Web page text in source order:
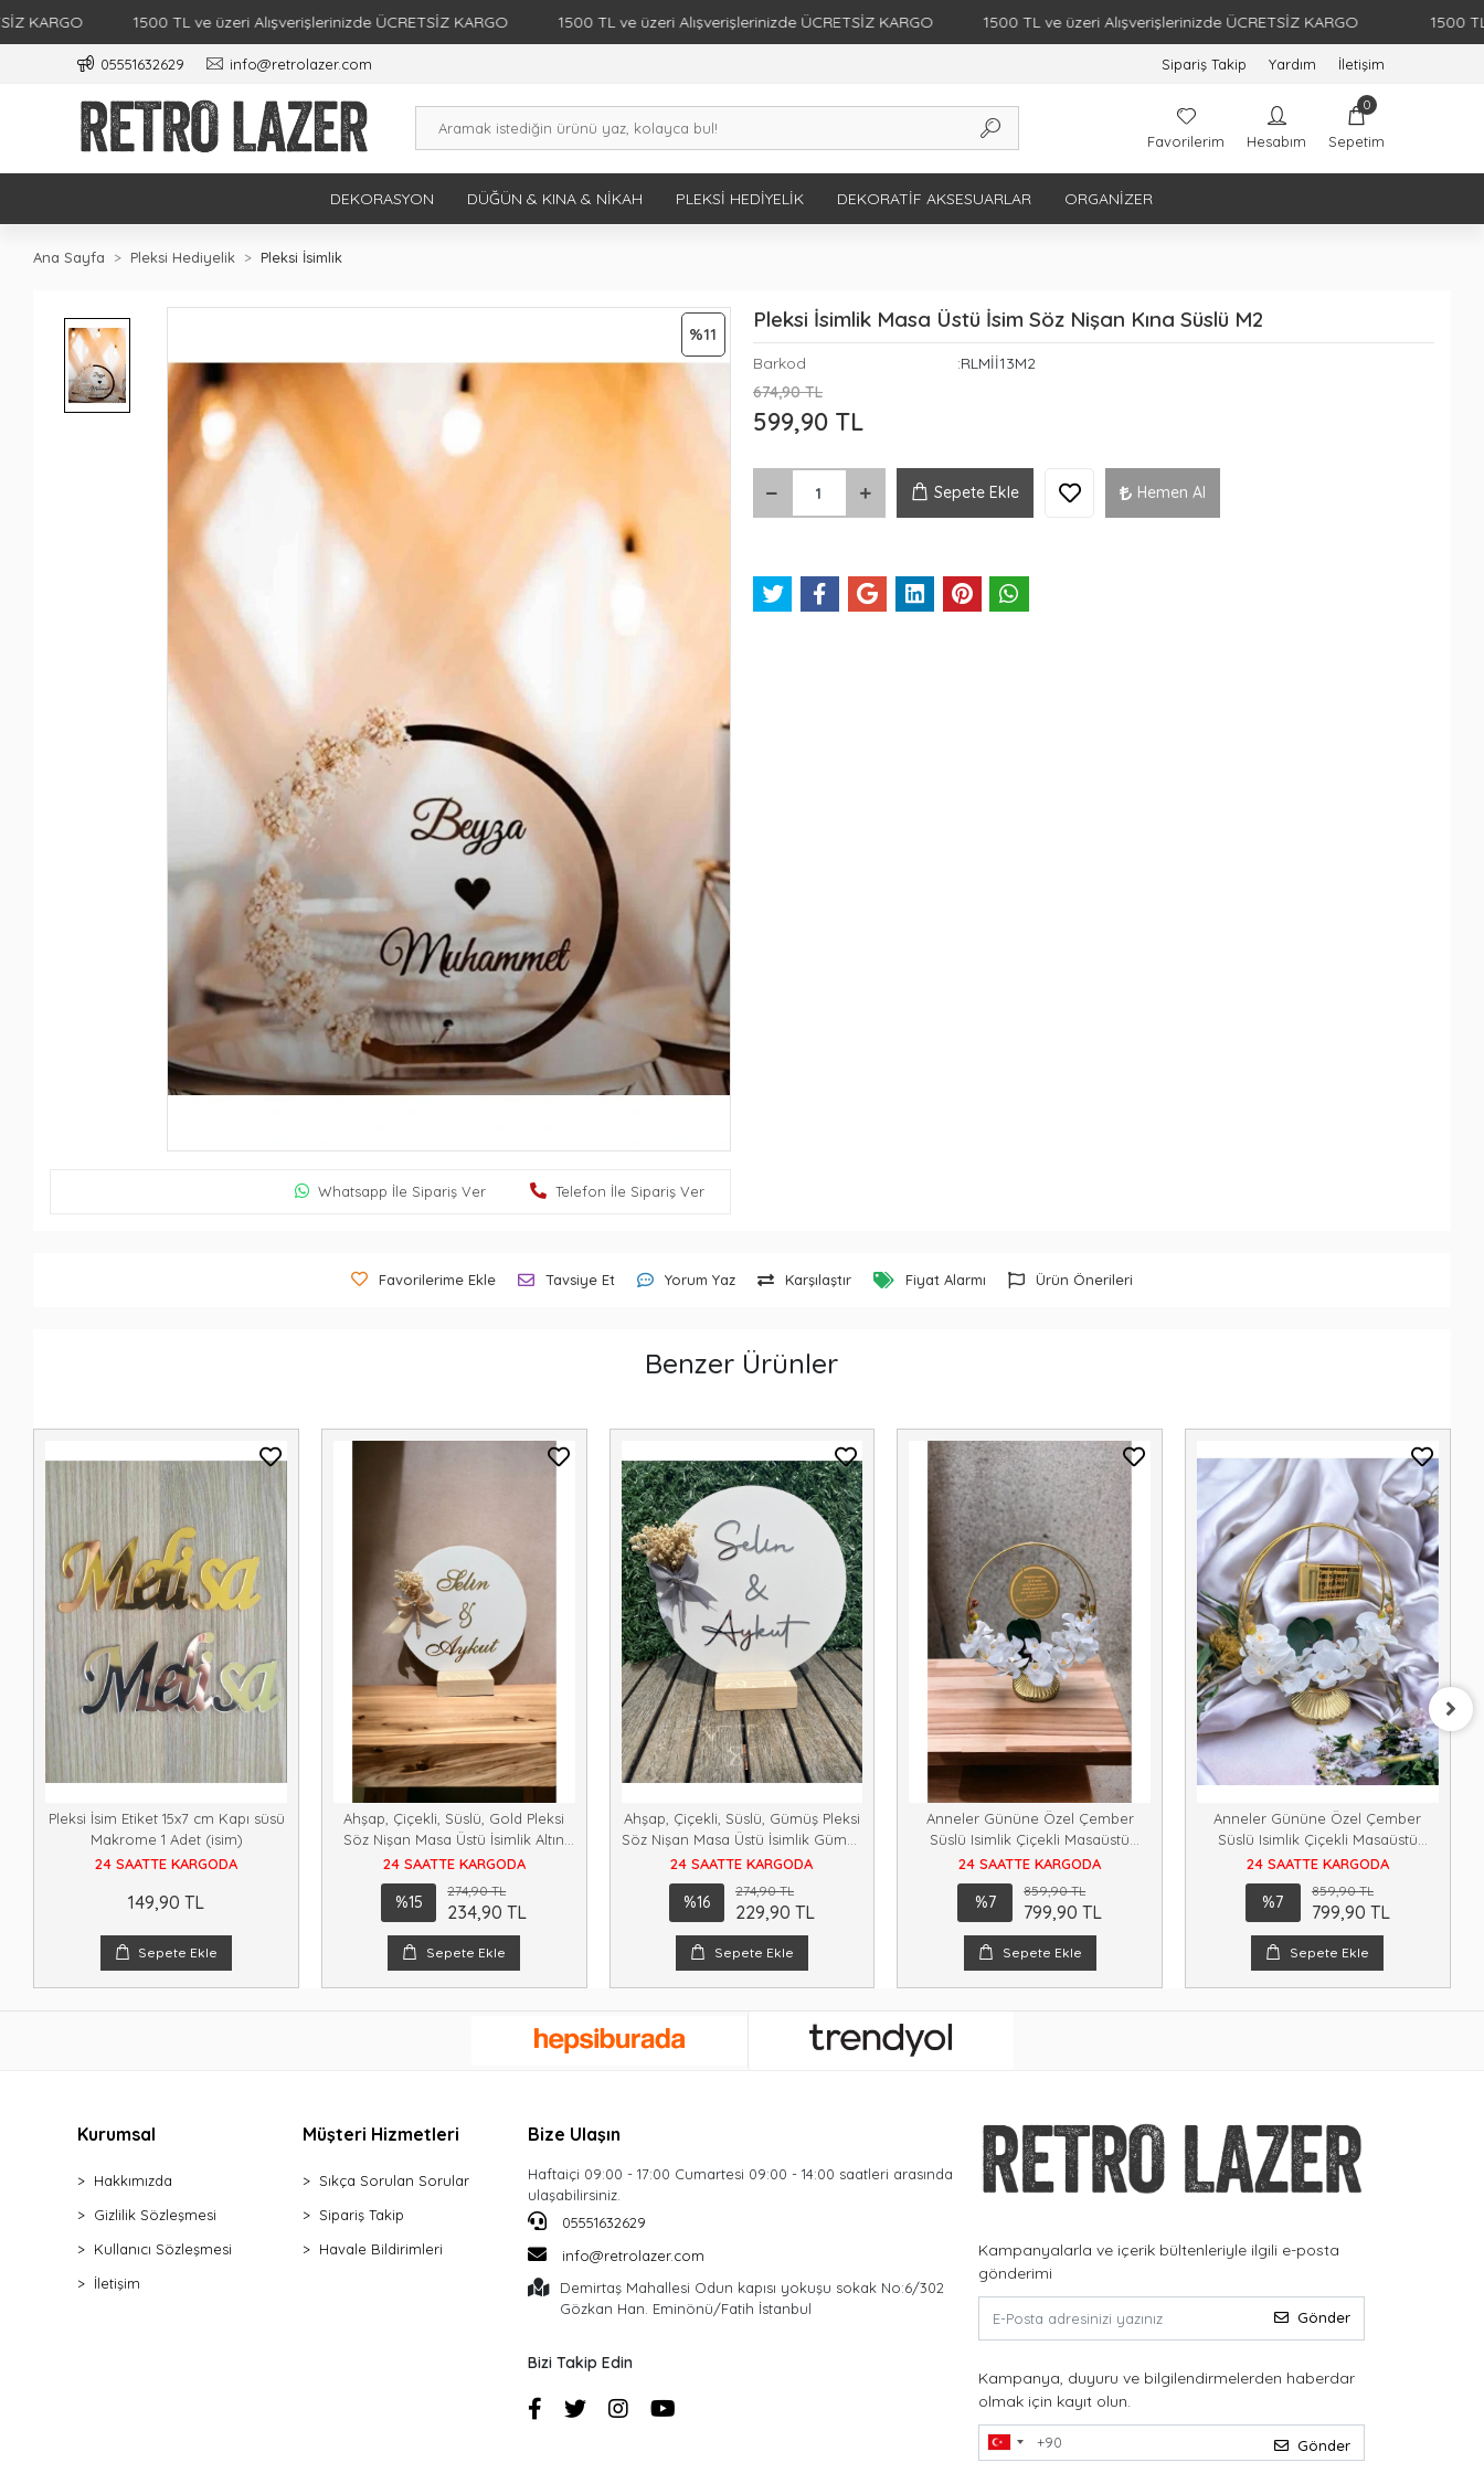
1500 TL ve üzeri Alışverişlerinizde ÜCRETSİZ KARGO 1500 TL ve üzeri Alışverişlerinizde ÜCRETSİZ KARGO 1500 TL ve üzeri Alışverişlerinizde ÜCRETSİZ KARGO 1500 TL ve
05551632629 info@retrolazer.com Sipariş Takip Yardım İletişim
Favorilerim Hesabım
0
Sepetim
DEKORASYON DÜĞÜN & KINA & NIKAH PLEKSI HEDIYELIK DEKORATIF AKSESUARLAR ORGANIZER
Ana Sayfa Pleksi Hediyelik Pleksi İsimlik
%11
Whatsapp İle Sipariş Ver Telefon İle Sipariş Ver
Pleksi İsimlik Masa Üstü İsim Söz Nişan Kına Süslü M2
Barkod
:RLMİİ13M2
674,90 TL
599,90 TL
Sepete Ekle Hemen Al
Favorilerime Ekle Tavsiye Et Yorum Yaz Karşılaştır Fiyat Alarmı Ürün Önerileri
Benzer Ürünler
Pleksi İsim Etiket 15x7 cm Kapı süsü
Makrome 1 Adet (isim)
24 SAATTE KARGODA
149,90 TL
Sepete Ekle
Ahşap, Çiçekli, Süslü, Gold Pleksi
Söz Nişan Masa Üstü İsimlik Altın
Renk
24 SAATTE KARGODA
%15
274,90 TL
234,90 TL
Sepete Ekle
Ahşap, Çiçekli, Süslü, Gümüş Pleksi
Söz Nişan Masa Üstü İsimlik Gümüş
Renk
24 SAATTE KARGODA
%16
274,90 TL
229,90 TL
Sepete Ekle
Anneler Gününe Özel Çember
Süslü Isimlik Çiçekli Masaüstü
Hediyelik Isimlik M1
24 SAATTE KARGODA
%7
859,90 TL
799,90 TL
Sepete Ekle
Anneler Gününe Özel Çember
Süslü Isimlik Çiçekli Masaüstü
Hediyelik Isimlik M3
24 SAATTE KARGODA
%7
859,90 TL
799,90 TL
Sepete Ekle
Kurumsal
Hakkımızda
Gizlilik Sözleşmesi
Kullanıcı Sözleşmesi
İletişim
Müşteri Hizmetleri
Sıkça Sorulan Sorular
Sipariş Takip
Havale Bildirimleri
Bize Ulaşın
Haftaiçi 09:00 - 17:00 Cumartesi 09:00 - 14:00 saatleri arasında
ulaşabilirsiniz.
05551632629
info@retrolazer.com
Demirtaş Mahallesi Odun kapısı yokuşu sokak No:6/302
Gözkan Han. Eminönü/Fatih İstanbul
Bizi Takip Edin
Kampanyalarla ve içerik bültenleriyle ilgili e-posta
gönderimi
Gönder
Kampanya, duyuru ve bilgilendirmelerden haberdar
olmak için kayıt olun.
Gönder